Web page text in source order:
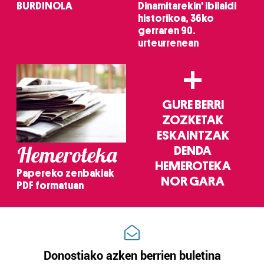
BURDINOLA
Dinamitarekin' ibilaldi
historikoa, 36ko
gerraren 90.
urteurrenean
Hemeroteka
Papereko zenbakiak
PDF formatuan
+
GURE BERRI
ZOZKETAK
ESKAINTZAK
DENDA
HEMEROTEKA
NOR GARA
Donostiako azken berrien buletina